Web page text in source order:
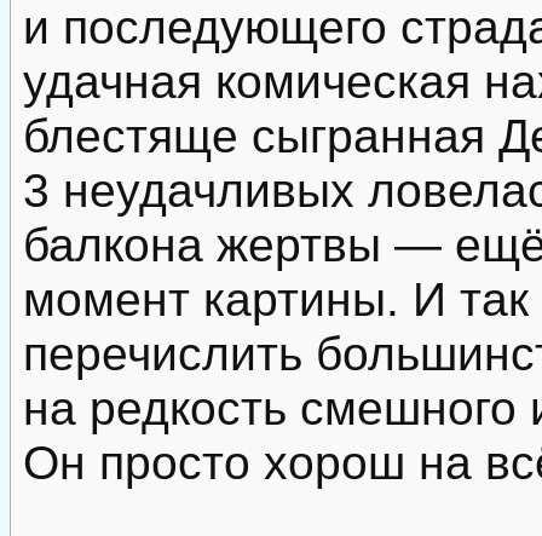
и последующего
удачная комическая
блестяще сыгранная
3 неудачливых
балкона жертвы —
момент картины. И
перечислить
на редкость
Он просто хорош на